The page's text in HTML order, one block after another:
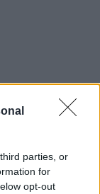
parties, or
for
opt-out